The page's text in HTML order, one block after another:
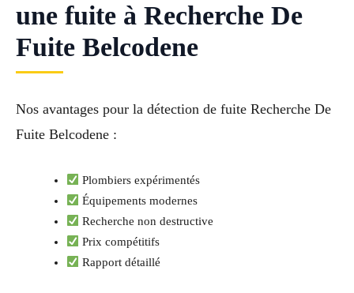
une fuite à Recherche De
Fuite Belcodene
Nos avantages pour la détection de fuite Recherche De
Fuite Belcodene :
Plombiers expérimentés
Équipements modernes
Recherche non destructive
Prix compétitifs
Rapport détaillé